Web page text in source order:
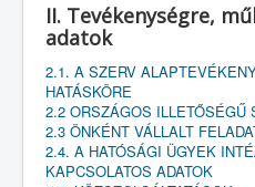
II. Tevékenységre,
adatok
2.1. A SZERV
HATÁSKÖRE
2.2 ORSZÁGOS ILLETŐSÉGŰ
2.3 ÖNKÉNT VÁLLALT
2.4. A HATÓSÁGI ÜGYEK
KAPCSOLATOS ADATOK